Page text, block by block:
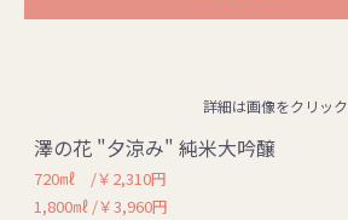
詳細は画像をクリック
澤の花 "夕涼み" 純米大吟醸
720㎖ /￥2,310円
1,800㎖ /￥3,960円